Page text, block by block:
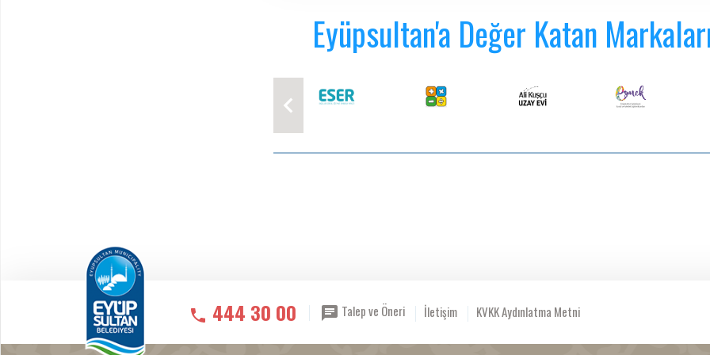
Eyüpsultan'a Değer Katan
444 30 00 Talep ve Öneri İletişim KVKK Aydınlatma Metni